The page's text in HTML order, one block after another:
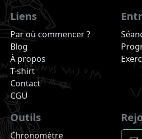
Liens
Par où commencer ?
Blog
À propos
T-shirt
Contact
CGU
Outils
Chronomètre